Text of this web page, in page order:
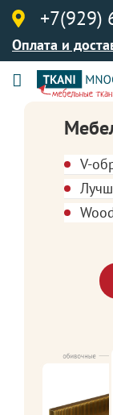
+7(929)
Оплата и
V-